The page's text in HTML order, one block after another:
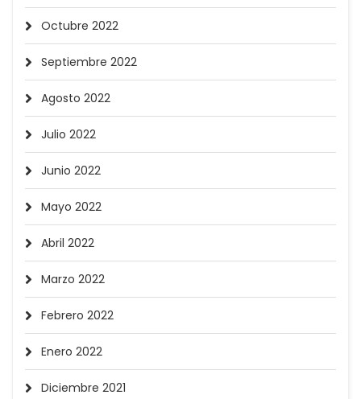
Octubre 2022
Septiembre 2022
Agosto 2022
Julio 2022
Junio 2022
Mayo 2022
Abril 2022
Marzo 2022
Febrero 2022
Enero 2022
Diciembre 2021